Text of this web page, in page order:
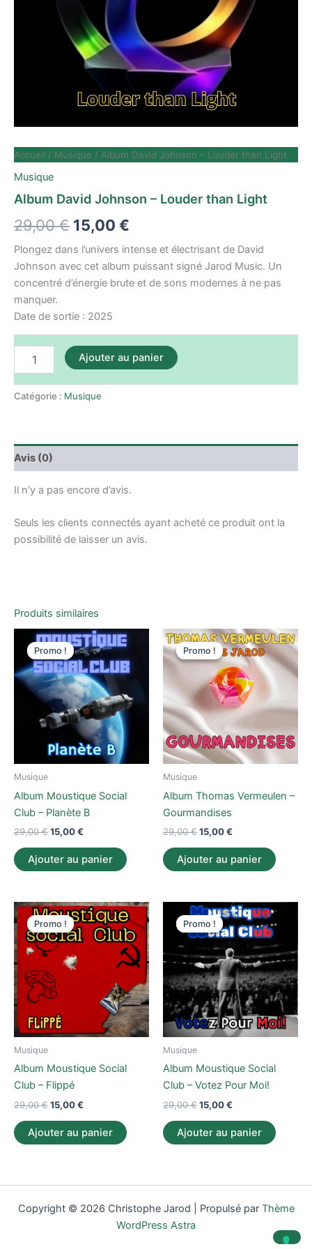
Accueil / Musique / Album David Johnson – Louder than Light
Musique
Album David Johnson – Louder than Light
29,00€ 15,00 €
Plongez dans l’univers intense et électrisant de David
Johnson avec cet album puissant signé Jarod Music. Un
concentré d’énergie brute et de sons modernes à ne pas
manquer.
Date de sortie : 2025
Ajouter au panier
Catégorie : Musique
Avis (0)
Il n’y a pas encore d’avis.
Seuls les clients connectés ayant acheté ce produit ont la
possibilité de laisser un avis.
Produits similaires
Promo !
Promo !
Musique
Album Moustique Social
Club – Planète B
29,00€
Le
prix
initial
était :
29,00 €.
15,00€
Le
prix
actuel
est :
15,00 €.
Ajouter au panier
Promo !
Promo !
Musique
Album Thomas Vermeulen –
Gourmandises
29,00€
Le
prix
initial
était :
29,00 €.
15,00€
Le
prix
actuel
est :
15,00 €.
Ajouter au panier
Promo !
Promo !
Musique
Album Moustique Social
Club – Flippé
29,00€
Le
prix
initial
était :
29,00 €.
15,00€
Le
prix
actuel
est :
Ajouter au panier
Promo !
Promo !
Musique
Album Moustique Social
Club – Votez Pour Moi!
29,00€
Le
prix
initial
était :
29,00 €.
15,00€
Le
prix
actuel
est :
15,00 €.
Ajouter au panier
Copyright © 2026 Christophe Jarod | Propulsé par Thème
WordPress Astra